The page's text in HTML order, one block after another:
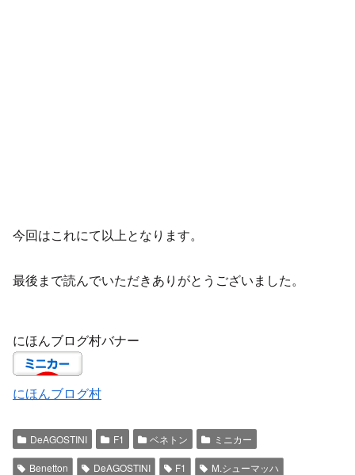
今回はこれにて以上となります。
最後まで読んでいただきありがとうございました。
にほんブログ村バナー
にほんブログ村
DeAGOSTINI F1 ベネトン ミニカー
Benetton DeAGOSTINI F1 M.シューマッハ